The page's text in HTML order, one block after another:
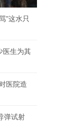
"这水只
医生为其
医院造
弹试射